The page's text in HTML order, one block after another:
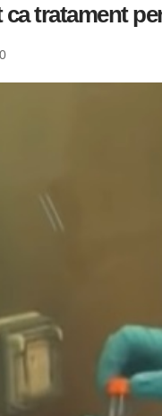
tratament